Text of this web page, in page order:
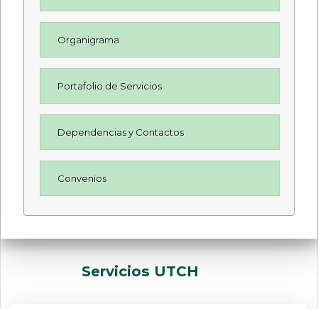
Organigrama
Portafolio de Servicios
Dependencias y Contactos
Convenios
Servicios UTCH